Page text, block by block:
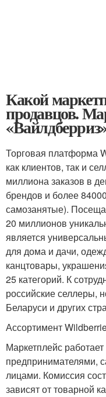
Какой
продавцов.
Торговая платформа
как клиентов, так и
миллиона заказов в
брендов и более
самозанятые).
20 миллионов
является
для дома и дачи,
канцтовары,
25 категорий. К
российские селлеры,
Беларуси и других
Ассортимент
Маркетплейс
предпринимателями,
лицами. Комиссия
зависят от товарной